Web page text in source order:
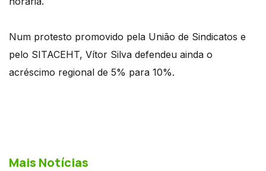
Num protesto promovido pela União de Sindicatos e
pelo SITACEHT, Vítor Silva defendeu ainda o
acréscimo regional de 5% para 10%.
Mais Notícias